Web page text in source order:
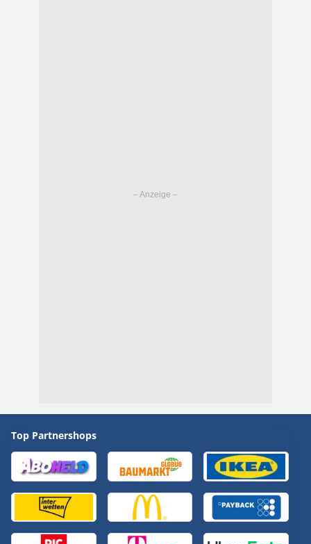
Top Partnershops